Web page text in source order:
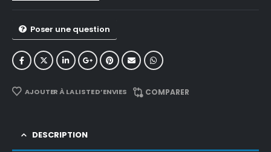
Poser une question
AJOUTER À LA LISTE D’ENVIES COMPARER
DESCRIPTION